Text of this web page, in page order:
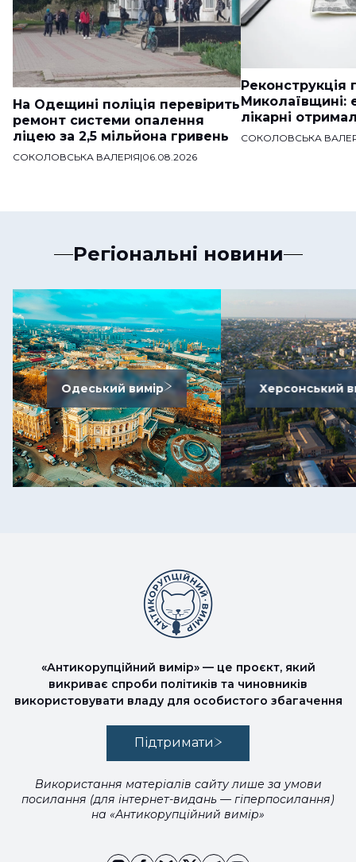
На Одещині поліція перевірить
ремонт системи опалення
ліцею за 2,5 мільйона гривень
СОКОЛОВСЬКА ВАЛЕРІЯ|06.08.2026
Реконструкція
Миколаївщині:
лікарні
СОКОЛОВСЬКА
Регіональні новини
Одеський вимір Херсонський
«Антикорупційний вимір» — це проєкт, який
викриває спроби політиків та чиновників
використовувати владу для особистого збагачення
Підтримати
Використання матеріалів сайту лише за умови
посилання (для інтернет-видань — гіперпосилання)
на «Антикорупційний вимір»